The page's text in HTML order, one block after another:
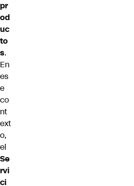
pr
od
uc
to
s.
En
es
e
co
nt
ext
o,
el
Se
rvi
ci